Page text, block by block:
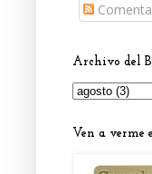
Archivo del
Ven a verme